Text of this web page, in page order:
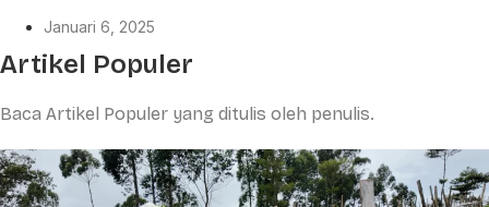
Januari 6, 2025
Artikel Populer
Baca Artikel Populer yang ditulis oleh penulis.